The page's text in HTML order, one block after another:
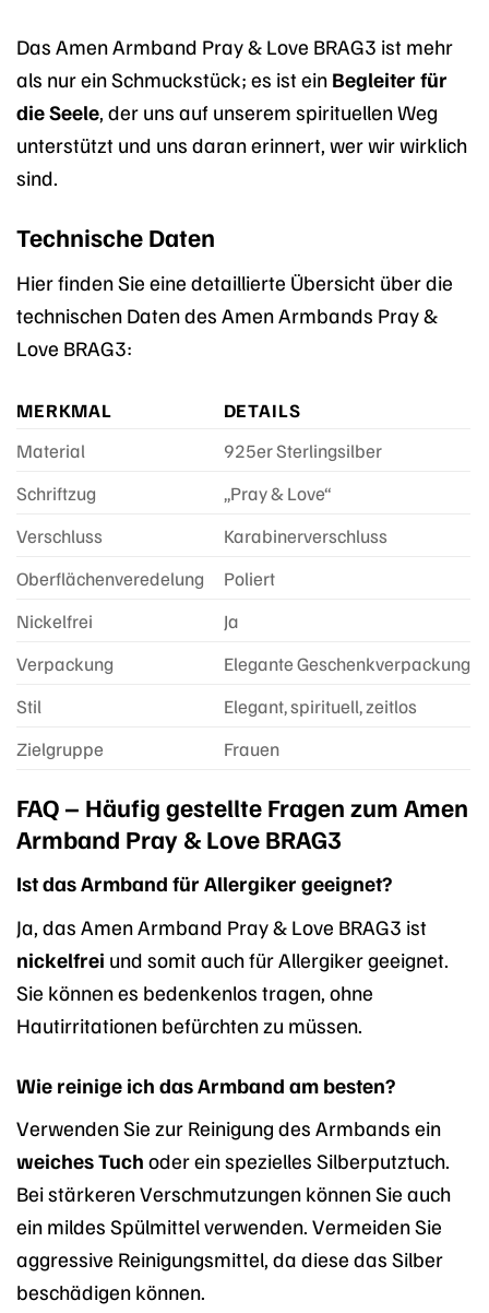
Das Amen Armband Pray & Love BRAG3 ist mehr
als nur ein Schmuckstück; es ist ein Begleiter für
die Seele, der uns auf unserem spirituellen Weg
unterstützt und uns daran erinnert, wer wir wirklich
sind.
Technische Daten
Hier finden Sie eine detaillierte Übersicht über die
technischen Daten des Amen Armbands Pray &
Love BRAG3:
MERKMAL
DETAILS
Material
925er Sterlingsilber
Schriftzug
„Pray & Love“
Verschluss
Karabinerverschluss
Oberflächenveredelung
Poliert
Nickelfrei
Ja
Verpackung
Elegante Geschenkverpackung
Stil
Elegant, spirituell, zeitlos
Zielgruppe
Frauen
FAQ – Häufig gestellte Fragen zum Amen
Armband Pray & Love BRAG3
Ist das Armband für Allergiker geeignet?
Ja, das Amen Armband Pray & Love BRAG3 ist
nickelfrei und somit auch für Allergiker geeignet.
Sie können es bedenkenlos tragen, ohne
Hautirritationen befürchten zu müssen.
Wie reinige ich das Armband am besten?
Verwenden Sie zur Reinigung des Armbands ein
weiches Tuch oder ein spezielles Silberputztuch.
Bei stärkeren Verschmutzungen können Sie auch
ein mildes Spülmittel verwenden. Vermeiden Sie
aggressive Reinigungsmittel, da diese das Silber
beschädigen können.